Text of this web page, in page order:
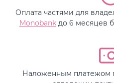
Оплата частями для
Monobankдо 6 месяцев
Наложенным платежом